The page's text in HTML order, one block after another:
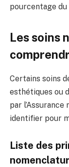
pourcentage
Les soins
Certains soins
esthétiques ou
par
identifier pour
Liste des